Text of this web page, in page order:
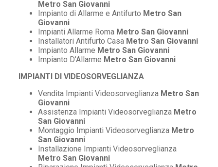
Metro San Giovanni
Impianto di Allarme e Antifurto Metro San
Giovanni
Impianti Allarme Roma Metro San Giovanni
Installatori Antifurto Casa Metro San Giovanni
Impianto Allarme Metro San Giovanni
Impianto D’Allarme Metro San Giovanni
IMPIANTI DI VIDEOSORVEGLIANZA
Vendita Impianti Videosorveglianza Metro San
Giovanni
Assistenza Impianti Videosorveglianza Metro
San Giovanni
Montaggio Impianti Videosorveglianza Metro
San Giovanni
Installazione Impianti Videosorveglianza
Metro San Giovanni